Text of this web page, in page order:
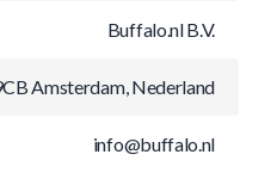
Buffalo.nl B.V.
Amsterdam, Nederland
info@buffalo.nl